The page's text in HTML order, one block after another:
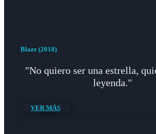
Blaze (2018)
"No quiero ser una estrella,
leyenda."
VER MÁS